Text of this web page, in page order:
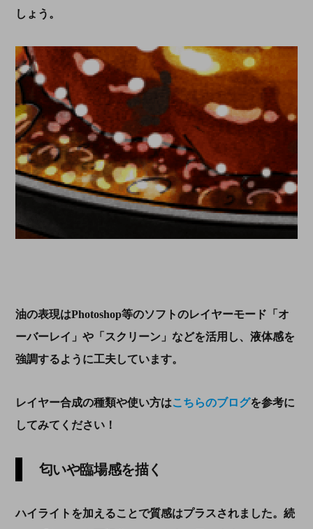
しょう。
油の表現はPhotoshop等のソフトのレイヤーモード「オ
ーバーレイ」や「スクリーン」などを活用し、液体感を
強調するように工夫しています。
レイヤー合成の種類や使い方はこちらのブログを参考に
してみてください！
匂いや臨場感を描く
ハイライトを加えることで質感はプラスされました。続